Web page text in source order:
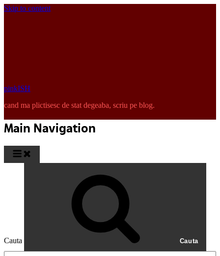
Skip to content
pinkISH
cand ma plictisesc de stat degeaba, scriu pe blog.
Main Navigation
Cauta Cauta